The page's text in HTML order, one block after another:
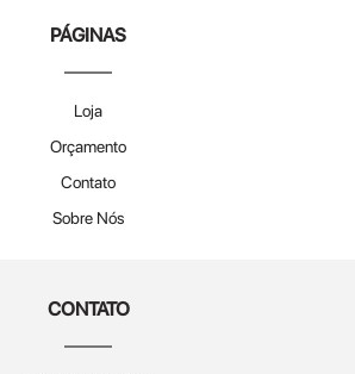
PÁGINAS
Loja
Orçamento
Contato
Sobre Nós
CONTATO